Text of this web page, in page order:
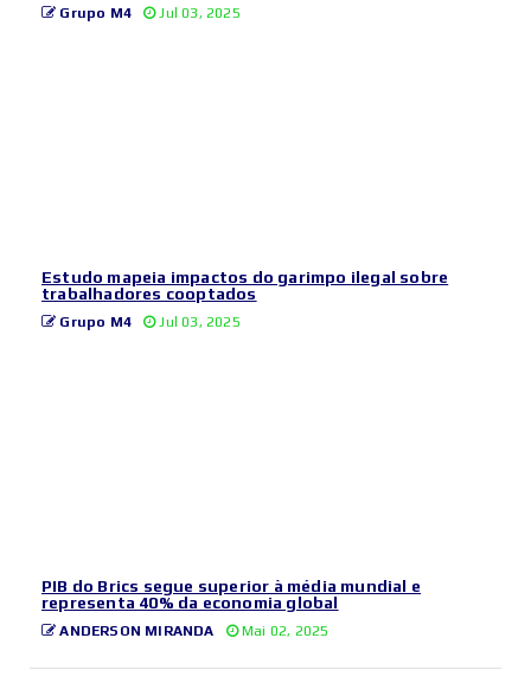
Grupo M4 Jul 03, 2025
Estudo mapeia impactos do garimpo ilegal sobre
trabalhadores cooptados
Grupo M4 Jul 03, 2025
PIB do Brics segue superior à média mundial e
representa 40% da economia global
ANDERSON MIRANDA Mai 02, 2025